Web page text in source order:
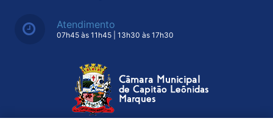
Atendimento
07h45 às 11h45 | 13h30 às 17h30